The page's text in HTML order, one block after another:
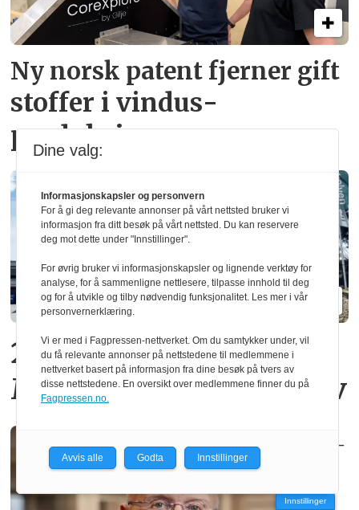
Ny norsk patent fjerner gift­
stoffer i vindus­
produksjon
20 operatører må gå fra
Moelven Limtre i Moelv
–
Innstillinger
Dine valg:
Informasjonskapsler og personvern
For å gi deg relevante annonser på vårt nettsted bruker vi
informasjon fra ditt besøk på vårt nettsted. Du kan reservere
deg mot dette under "Innstillinger".
For øvrig bruker vi informasjonskapsler og lignende verktøy for
analyse, for å sammenligne nettlesere, tilpasse innhold til deg
og for å utvikle og tilby nødvendig funksjonalitet. Les mer i vår
personvernerklæring.
Vi er med i Fagpressen-nettverket. Om du samtykker under, vil
du få relevante annonser på nettstedene til medlemmene i
nettverket basert på informasjon fra dine besøk på tvers av
disse nettstedene. En oversikt over medlemmene finner du på
Fagpressen.no.
Avvis alle Godta Innstillinger